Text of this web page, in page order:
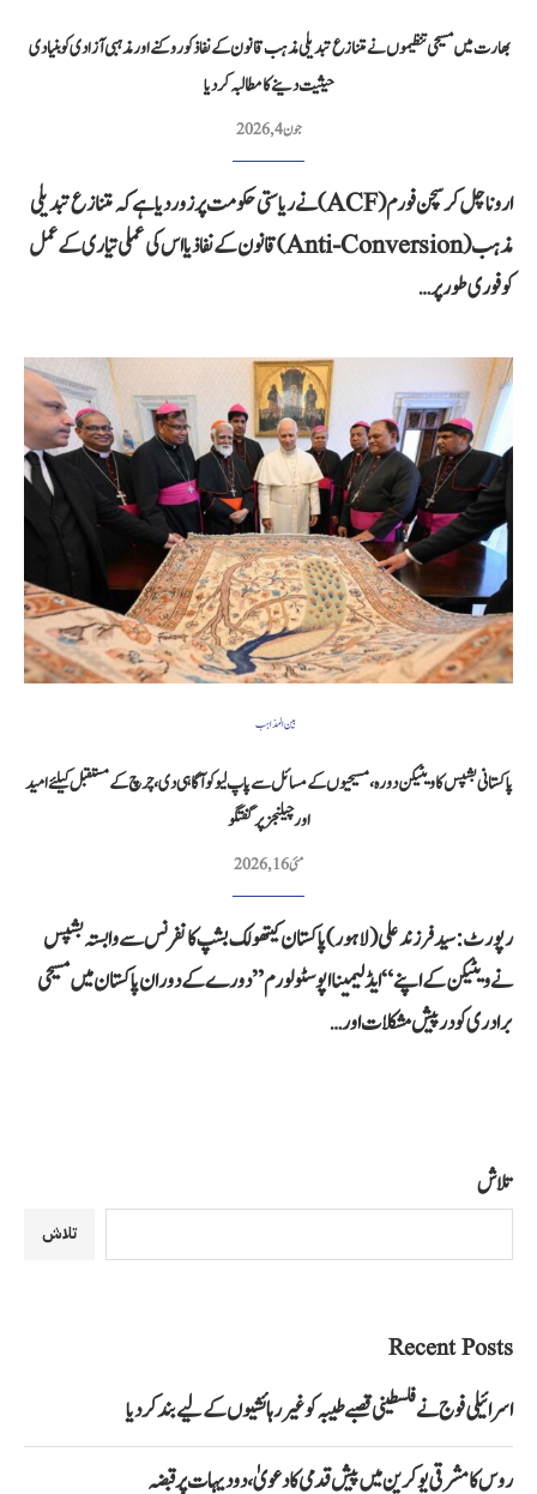
بھارت میں مسیحی تنظیموں نے متنازع تبدیلی مذہب قانون کے نفاذ کو روکنے اور مذہبی آزادی کو بنیادی
حیثیت دینے کا مطالبہ کردیا
جون 4, 2026
اروناچل کرسچن فورم (ACF) نے ریاستی حکومت پر زور دیا ہے کہ متنازع تبدیلی
مذہب (Anti-Conversion) قانون کے نفاذ یا اس کی عملی تیاری کے عمل
کو فوری طور پر…
بین المذاہب
پاکستانی بشپس کا ویٹیکن دورہ، مسیحیوں کے مسائل سے پاپ لیو کو آگاہی دی، چرچ کے مستقبل کیلئے امید
اور چیلنجز پر گفتگو
مئی 16, 2026
رپورٹ: سید فرزند علی (لاہور) پاکستان کیتھولک بشپ کانفرنس سے وابستہ بشپس
نے ویٹیکن کے اپنے “ایڈ لیمینا اپوسٹولورم” دورے کے دوران پاکستان میں مسیحی
برادری کو درپیش مشکلات اور…
تلاش
تلاش
Recent Posts
اسرائیلی فوج نے فلسطینی قصبے طیبہ کو غیر رہائشیوں کے لیے بند کر دیا
روس کا مشرقی یوکرین میں پیش قدمی کا دعویٰ، دو دیہات پر قبضہ